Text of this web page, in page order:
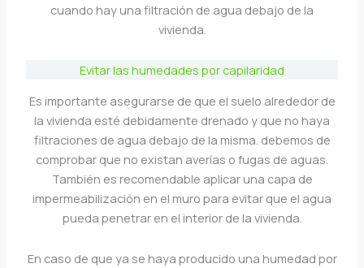
cuando hay una filtración de agua debajo de la
vivienda.
Evitar las humedades por capilaridad
Es importante asegurarse de que el suelo alrededor de
la vivienda esté debidamente drenado y que no haya
filtraciones de agua debajo de la misma. debemos de
comprobar que no existan averías o fugas de aguas.
También es recomendable aplicar una capa de
impermeabilización en el muro para evitar que el agua
pueda penetrar en el interior de la vivienda.
En caso de que ya se haya producido una humedad por